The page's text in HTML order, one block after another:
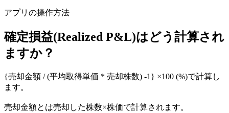
アプリの操作方法
確定損益(Realized P&L)はどう計算され
ますか？
{売却金額 / (平均取得単価 * 売却株数) -1} ×100 (%)で計算し
ます。
売却金額とは売却した株数×株価で計算されます。